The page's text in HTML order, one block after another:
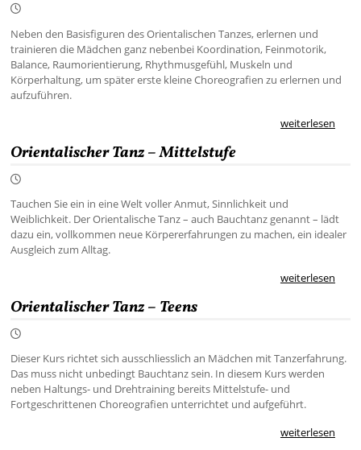
Neben den Basisfiguren des Orientalischen Tanzes, erlernen und
trainieren die Mädchen ganz nebenbei Koordination, Feinmotorik,
Balance, Raumorientierung, Rhythmusgefühl, Muskeln und
Körperhaltung, um später erste kleine Choreografien zu erlernen und
aufzuführen.
weiterlesen
Orientalischer Tanz – Mittelstufe
Tauchen Sie ein in eine Welt voller Anmut, Sinnlichkeit und
Weiblichkeit. Der Orientalische Tanz – auch Bauchtanz genannt – lädt
dazu ein, vollkommen neue Körpererfahrungen zu machen, ein idealer
Ausgleich zum Alltag.
weiterlesen
Orientalischer Tanz – Teens
Dieser Kurs richtet sich ausschliesslich an Mädchen mit Tanzerfahrung.
Das muss nicht unbedingt Bauchtanz sein. In diesem Kurs werden
neben Haltungs- und Drehtraining bereits Mittelstufe- und
Fortgeschrittenen Choreografien unterrichtet und aufgeführt.
weiterlesen